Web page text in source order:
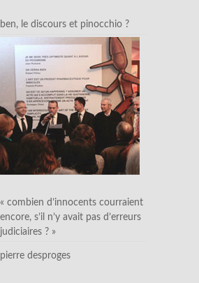
ben, le discours et pinocchio ?
« combien d’innocents courraient
encore, s’il n’y avait pas d’erreurs
judiciaires ? »
pierre desproges